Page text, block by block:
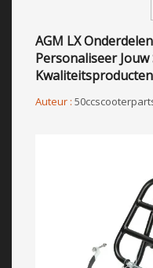
AGM LX
Personaliseer
Kwaliteitsproducten
Auteur :